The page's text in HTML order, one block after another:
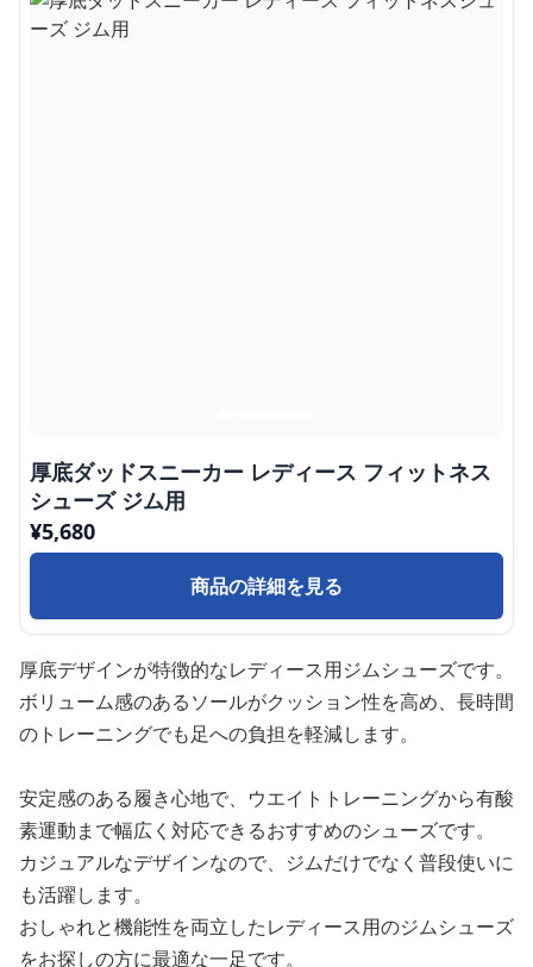
厚底ダッドスニーカー レディース フィットネス
シューズ ジム用
¥5,680
商品の詳細を見る
厚底デザインが特徴的なレディース用ジムシューズです。
ボリューム感のあるソールがクッション性を高め、長時間
のトレーニングでも足への負担を軽減します。
安定感のある履き心地で、ウエイトトレーニングから有酸
素運動まで幅広く対応できるおすすめのシューズです。
カジュアルなデザインなので、ジムだけでなく普段使いに
も活躍します。
おしゃれと機能性を両立したレディース用のジムシューズ
をお探しの方に最適な一足です。